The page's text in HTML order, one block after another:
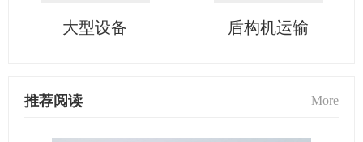
大型设备 盾构机运输
推荐阅读 More